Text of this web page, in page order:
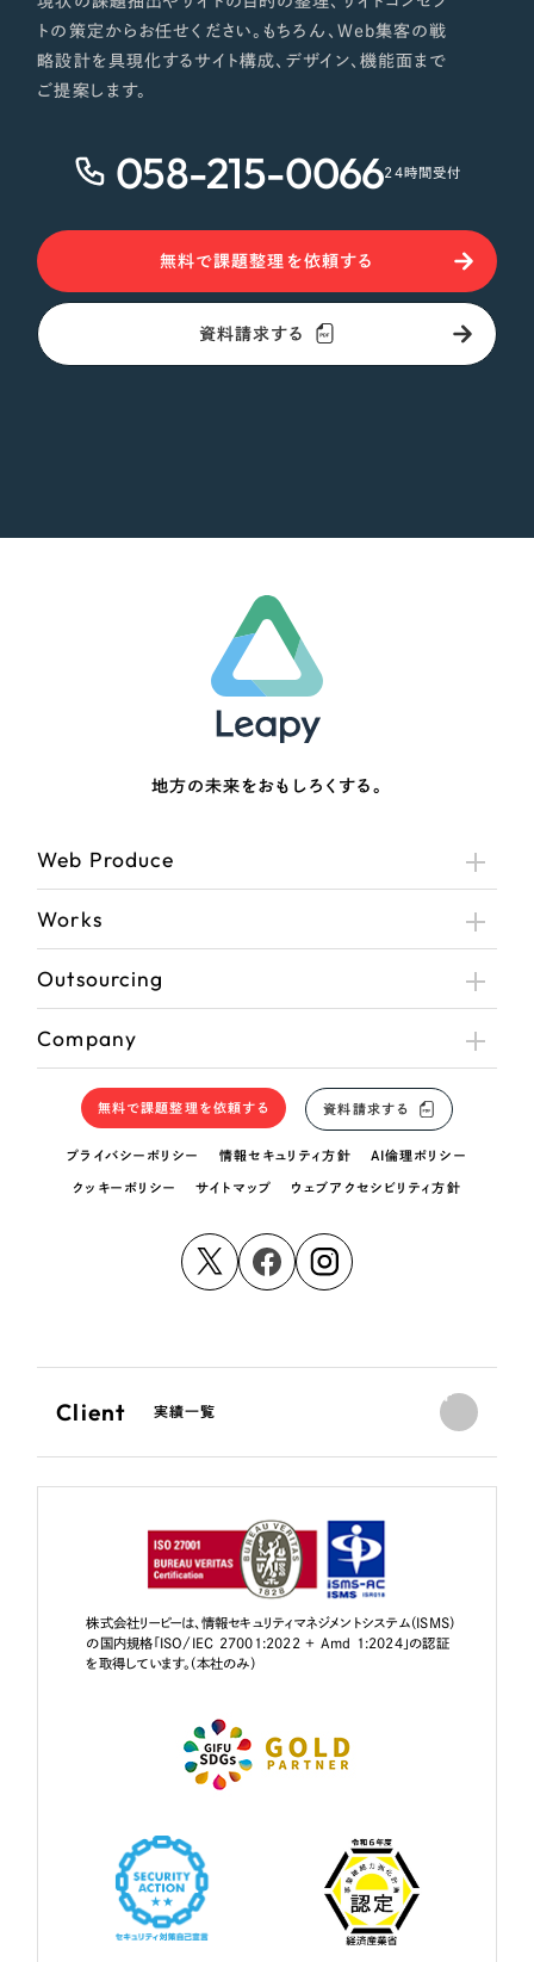
トの策定からお任せください。もちろん、Web集客の戦
略設計を具現化するサイト構成、デザイン、機能面まで
ご提案します。
058-215-006624時間受付
無料で課題整理を依頼する
資料請求する
地方の未来をおもしろくする。
Web Produce
Works
Outsourcing
Company
無料で課題整理を依頼する 資料請求する
プライバシーポリシー 情報セキュリティ方針 AI倫理ポリシー
クッキーポリシー サイトマップ ウェブアクセシビリティ方針
Client 実績一覧
株式会社リーピーは、情報セキュリティマネジメントシステム（ISMS）
の国内規格「ISO/IEC 27001:2022 + Amd 1:2024」の認証
を取得しています。（本社のみ）